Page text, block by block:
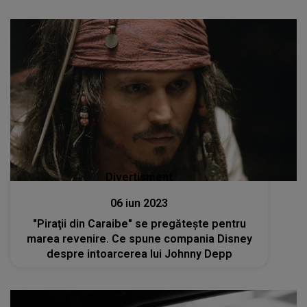
Divertisment
06 iun 2023
"Piraţii din Caraibe" se pregăteşte pentru
marea revenire. Ce spune compania Disney
despre intoarcerea lui Johnny Depp